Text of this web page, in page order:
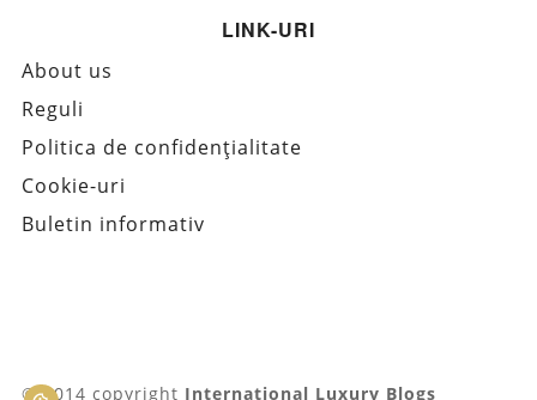
LINK-URI
About us
Reguli
Politica de confidențialitate
Cookie-uri
Buletin informativ
© 2014 copyright International Luxury Blogs